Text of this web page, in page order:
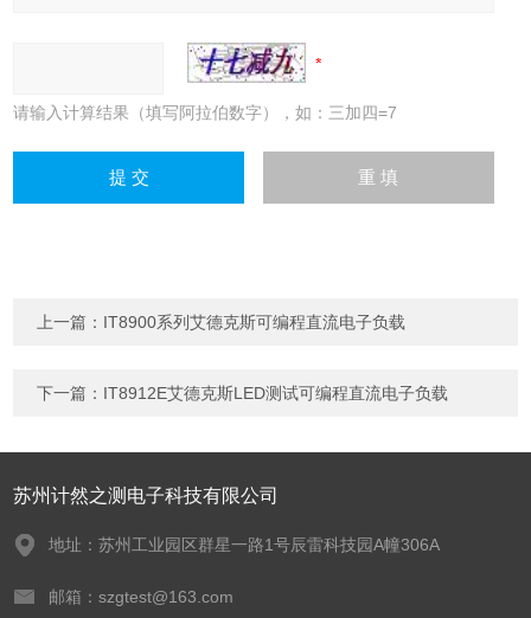
请输入计算结果（填写阿拉伯数字），如：三加四=7
上一篇： IT8900系列艾德克斯可编程直流电子负载
下一篇： IT8912E艾德克斯LED测试可编程直流电子负载
苏州计然之测电子科技有限公司
地址：苏州工业园区群星一路1号辰雷科技园A幢306A
邮箱：szgtest@163.com